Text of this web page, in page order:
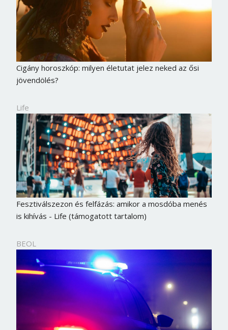
Cigány horoszkóp: milyen életutat jelez neked az ősi
jövendölés?
Life
Fesztiválszezon és felfázás: amikor a mosdóba menés
is kihívás - Life (támogatott tartalom)
BEOL